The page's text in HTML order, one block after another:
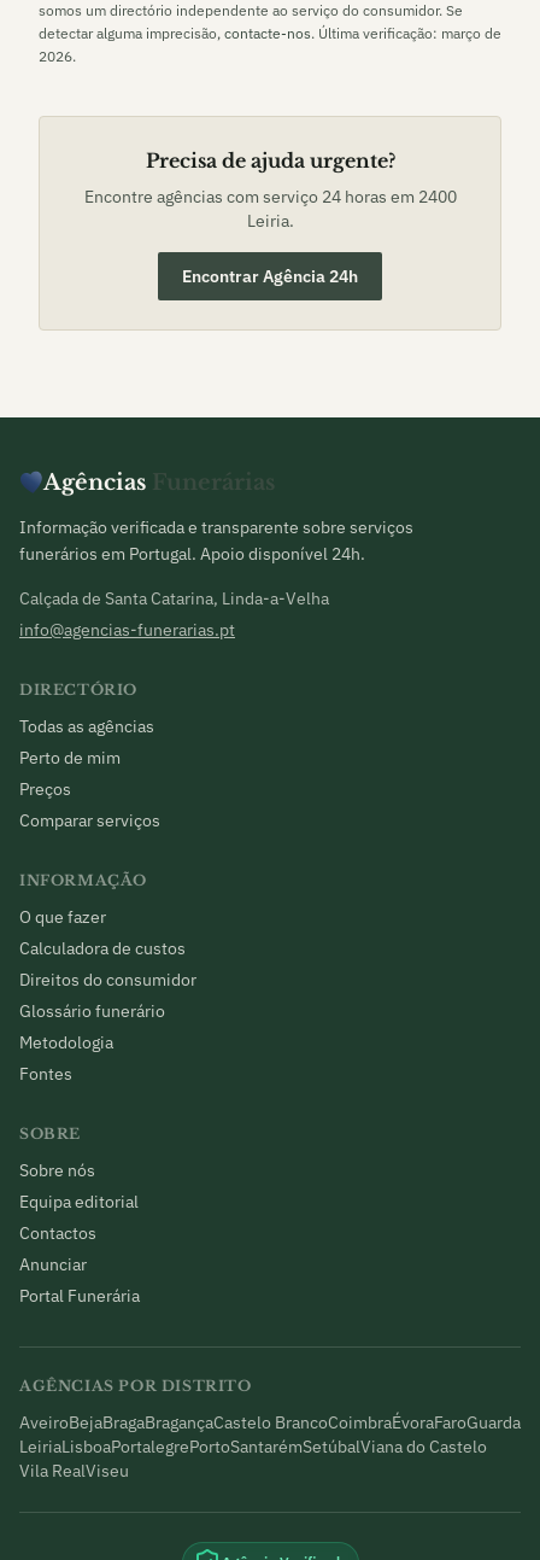
somos um directório independente ao serviço do consumidor. Se
detectar alguma imprecisão, contacte-nos. Última verificação: março de
2026.
Precisa de ajuda urgente?
Encontre agências com serviço 24 horas em 2400
Leiria.
Encontrar Agência 24h
Agências Funerárias
Informação verificada e transparente sobre serviços
funerários em Portugal. Apoio disponível 24h.
Calçada de Santa Catarina, Linda-a-Velha
info@agencias-funerarias.pt
DIRECTÓRIO
Todas as agências
Perto de mim
Preços
Comparar serviços
INFORMAÇÃO
O que fazer
Calculadora de custos
Direitos do consumidor
Glossário funerário
Metodologia
Fontes
SOBRE
Sobre nós
Equipa editorial
Contactos
Anunciar
Portal Funerária
AGÊNCIAS POR DISTRITO
AveiroBejaBragaBragançaCastelo BrancoCoimbraÉvoraFaroGuarda
LeiriaLisboaPortalegrePortoSantarémSetúbalViana do Castelo
Vila RealViseu